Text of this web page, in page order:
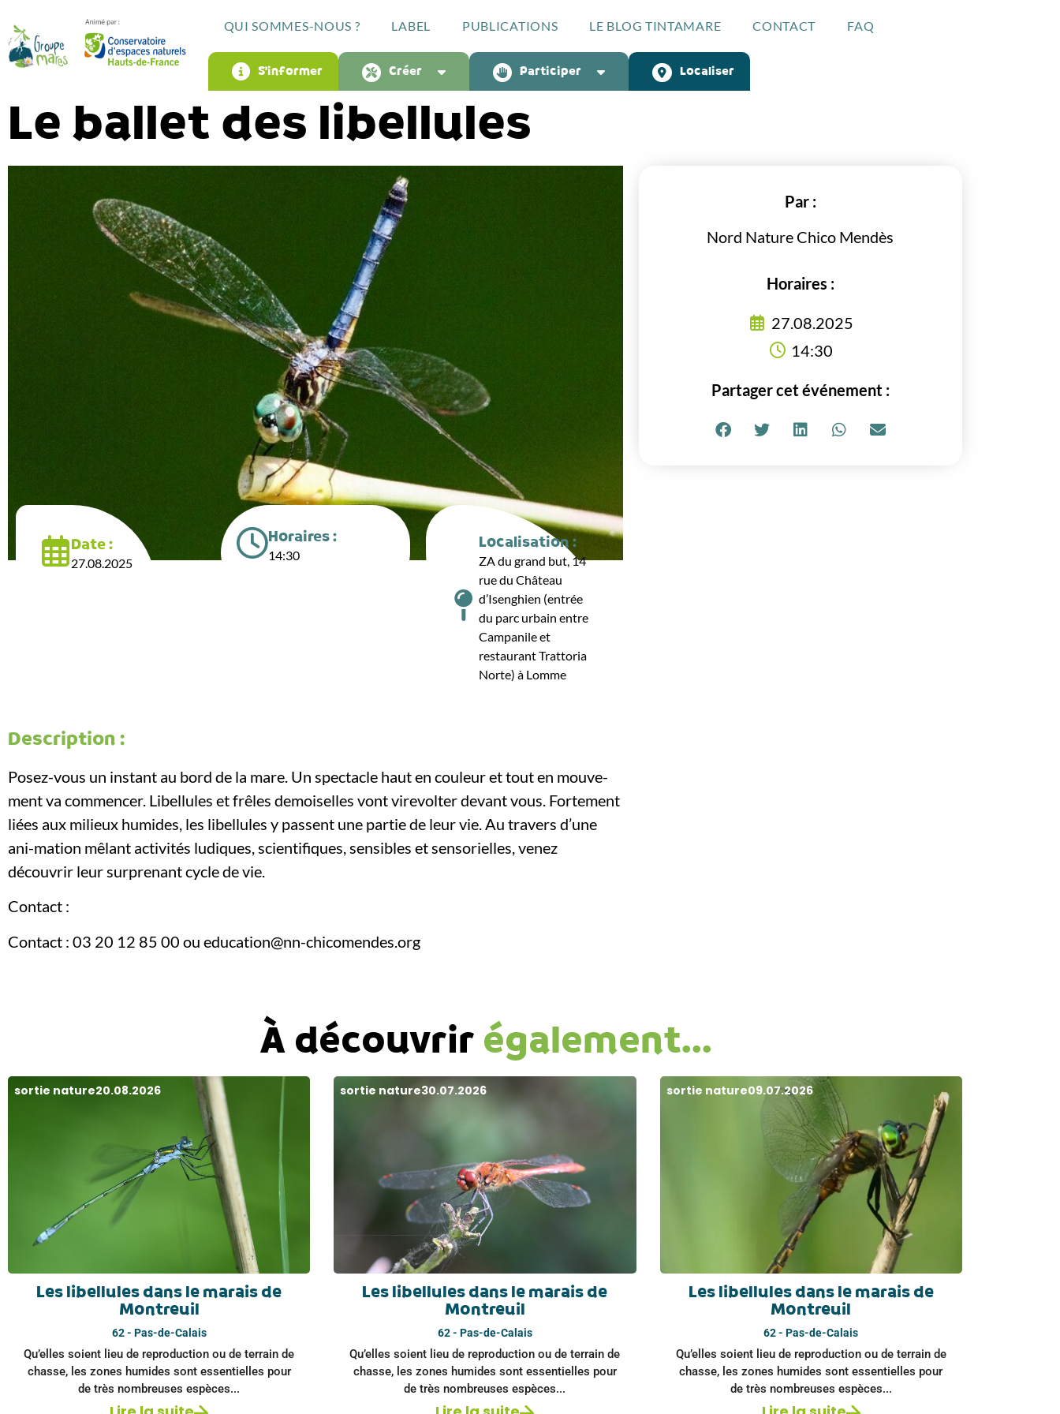
QUI SOMMES-NOUS ? LABEL PUBLICATIONS LE BLOG TINTAMARE CONTACT FAQ
S’informer Créer Participer Localiser
Le ballet des libellules
Date :
27.08.2025
Horaires :
14:30 Localisation :
ZA du grand but, 14
rue du Château
d’Isenghien (entrée
du parc urbain entre
Campanile et
restaurant Trattoria
Norte) à Lomme
Par :
Nord Nature Chico Mendès
Horaires :
27.08.2025
14:30
Partager cet événement :
Description :
Posez-vous un instant au bord de la mare. Un spectacle haut en couleur et tout en mouve-
ment va commencer. Libellules et frêles demoiselles vont virevolter devant vous. Fortement
liées aux milieux humides, les libellules y passent une partie de leur vie. Au travers d’une
ani-mation mêlant activités ludiques, scientifiques, sensibles et sensorielles, venez
découvrir leur surprenant cycle de vie.
Contact :
Contact : 03 20 12 85 00 ou education@nn-chicomendes.org
À découvrirégalement...
sortie nature20.08.2026
Les libellules dans le marais de
Montreuil
62 - Pas-de-Calais
Qu’elles soient lieu de reproduction ou de terrain de
chasse, les zones humides sont essentielles pour
de très nombreuses espèces...
sortie nature30.07.2026
Les libellules dans le marais de
Montreuil
62 - Pas-de-Calais
Qu’elles soient lieu de reproduction ou de terrain de
chasse, les zones humides sont essentielles pour
de très nombreuses espèces...
sortie nature09.07.2026
Les libellules dans le marais de
Montreuil
62 - Pas-de-Calais
Qu’elles soient lieu de reproduction ou de terrain de
chasse, les zones humides sont essentielles pour
de très nombreuses espèces...